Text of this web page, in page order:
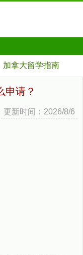
加拿大留学指南
申请？
新时间：2026/8/6